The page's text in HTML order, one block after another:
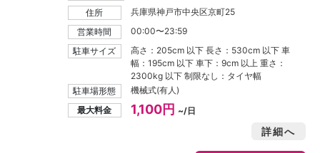
住所
兵庫県神戸市中央区京町25
営業時間
00:00〜23:59
駐車サイズ
高さ：205cm 以下 長さ：530cm 以下 車
幅：195cm 以下 車下：9cm 以上 重さ：
2300kg 以下 制限なし：タイヤ幅
駐車場形態
機械式(有人)
最大料金
1,100円 ~/日
詳細へ